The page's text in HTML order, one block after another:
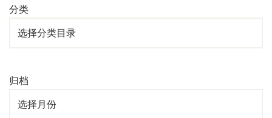
分类
归档